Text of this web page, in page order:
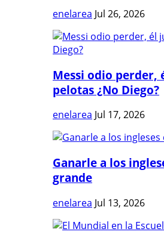
enelarea Jul 26, 2026
Messi odio perder,
pelotas ¿No Diego?
enelarea Jul 17, 2026
Ganarle a los
grande
enelarea Jul 13, 2026